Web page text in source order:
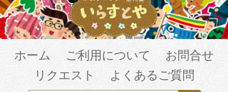
ホーム ご利用について
お問合せ
リクエスト
よくあるご質問